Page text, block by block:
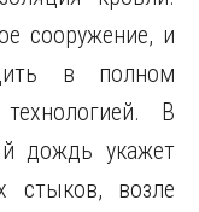
сооружение, и
в полном
В
дождь укажет
стыков, возле